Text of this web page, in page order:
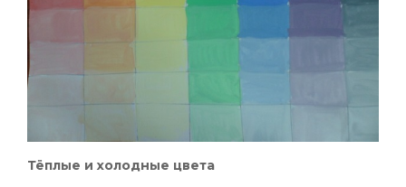
Тёплые и холодные цвета